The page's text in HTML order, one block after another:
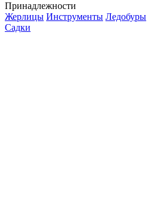
Принадлежности
Жерлицы Инструменты Ледобуры
Садки